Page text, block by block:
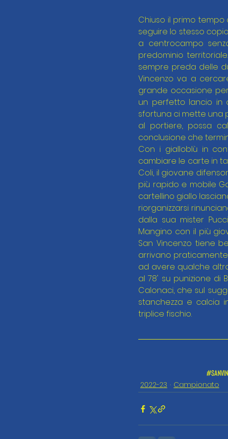
Chiuso il primo
seguire lo stesso
a centrocampo
predominio
sempre preda delle
Vincenzo va a
grande occasione
un perfetto lancio in
sfortuna ci mette una
al portiere, possa
conclusione che
Con i gialloblù in
cambiare le carte in
Coli, il giovane
più rapido e mobile
cartellino giallo
riorganizzarsi
dalla sua mister
Mangino con il più
San Vincenzo tiene
arrivano praticamente
ad avere qualche
al 78' su punizione di
Calonaci, che sul
stanchezza e calcia
triplice fischio.
2022-23 Campionato